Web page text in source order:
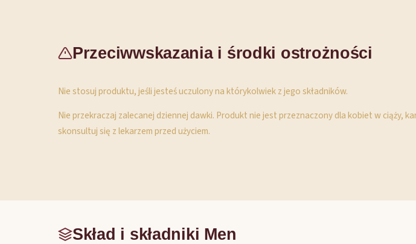
Przeciwwskazania i środki ostrożności
Nie stosuj produktu, jeśli jesteś uczulony na którykolwiek z jego składników.
Nie przekraczaj zalecanej dziennej dawki. Produkt nie jest przeznaczony dla kobiet w ciąży,
skonsultuj się z lekarzem przed użyciem.
Skład i składniki Men